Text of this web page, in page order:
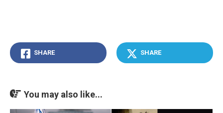
SHARE SHARE
You may also like...